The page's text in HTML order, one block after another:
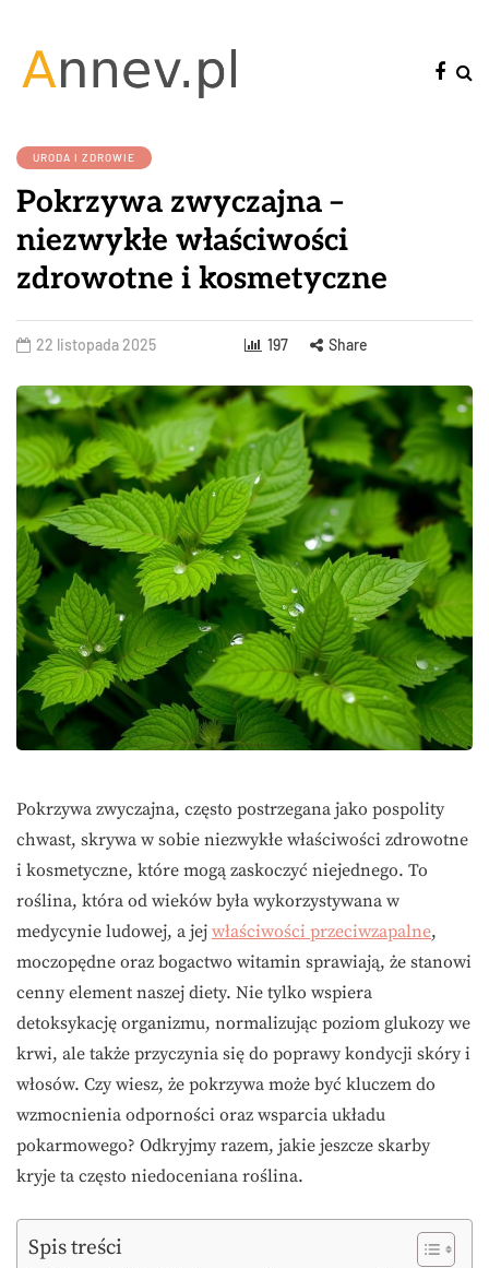
URODA I ZDROWIE
Pokrzywa zwyczajna –
niezwykłe właściwości
zdrowotne i kosmetyczne
22 listopada 2025 197 Share
Pokrzywa zwyczajna, często postrzegana jako pospolity
chwast, skrywa w sobie niezwykłe właściwości zdrowotne
i kosmetyczne, które mogą zaskoczyć niejednego. To
roślina, która od wieków była wykorzystywana w
medycynie ludowej, a jej właściwości przeciwzapalne,
moczopędne oraz bogactwo witamin sprawiają, że stanowi
cenny element naszej diety. Nie tylko wspiera
detoksykację organizmu, normalizując poziom glukozy we
krwi, ale także przyczynia się do poprawy kondycji skóry i
włosów. Czy wiesz, że pokrzywa może być kluczem do
wzmocnienia odporności oraz wsparcia układu
pokarmowego? Odkryjmy razem, jakie jeszcze skarby
kryje ta często niedoceniana roślina.
Spis treści